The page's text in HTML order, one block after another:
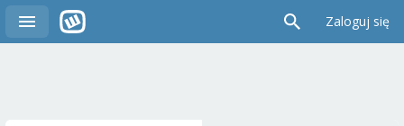
Zaloguj się